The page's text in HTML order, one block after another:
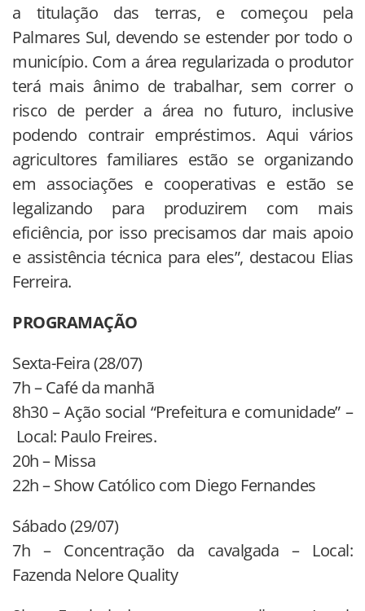
a titulação das terras, e começou pela
Palmares Sul, devendo se estender por todo o
município. Com a área regularizada o produtor
terá mais ânimo de trabalhar, sem correr o
risco de perder a área no futuro, inclusive
podendo contrair empréstimos. Aqui vários
agricultores familiares estão se organizando
em associações e cooperativas e estão se
legalizando para produzirem com mais
eficiência, por isso precisamos dar mais apoio
e assistência técnica para eles”, destacou Elias
Ferreira.
PROGRAMAÇÃO
Sexta-Feira (28/07)
7h – Café da manhã
8h30 – Ação social “Prefeitura e comunidade” –
Local: Paulo Freires.
20h – Missa
22h – Show Católico com Diego Fernandes
Sábado (29/07)
7h – Concentração da cavalgada – Local:
Fazenda Nelore Quality